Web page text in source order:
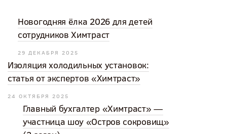
Новогодняя ёлка 2026 для детей
сотрудников Химтраст
29 ДЕКАБРЯ 2025
Изоляция холодильных установок:
статья от экспертов «Химтраст»
24 ОКТЯБРЯ 2025
Главный бухгалтер «Химтраст» —
участница шоу «Остров сокровищ»